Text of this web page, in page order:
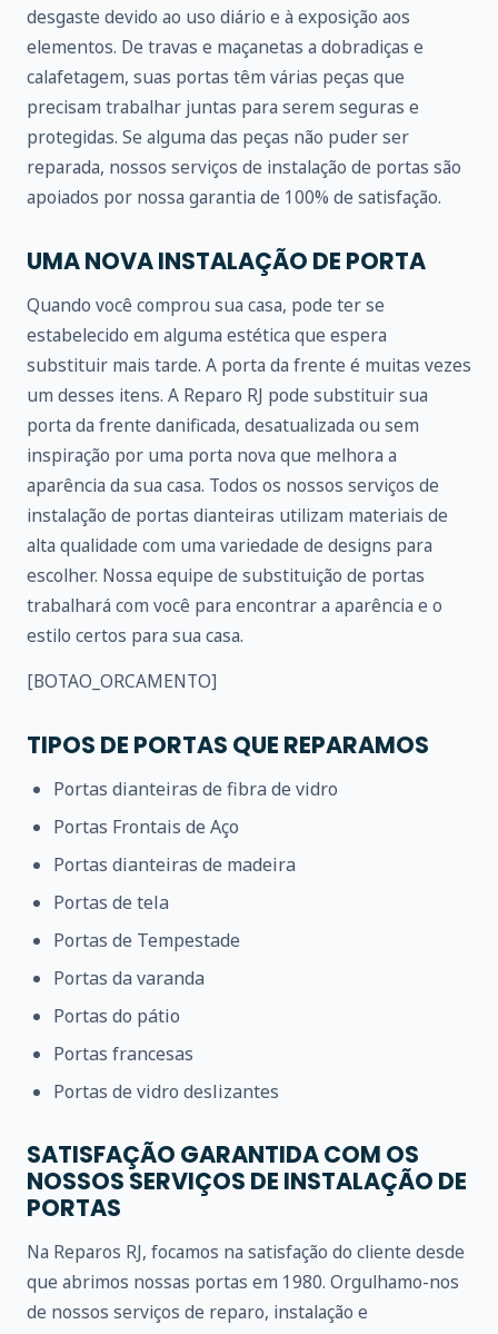
desgaste devido ao uso diário e à exposição aos
elementos. De travas e maçanetas a dobradiças e
calafetagem, suas portas têm várias peças que
precisam trabalhar juntas para serem seguras e
protegidas. Se alguma das peças não puder ser
reparada, nossos serviços de instalação de portas são
apoiados por nossa garantia de 100% de satisfação.
UMA NOVA INSTALAÇÃO DE PORTA
Quando você comprou sua casa, pode ter se
estabelecido em alguma estética que espera
substituir mais tarde. A porta da frente é muitas vezes
um desses itens. A Reparo RJ pode substituir sua
porta da frente danificada, desatualizada ou sem
inspiração por uma porta nova que melhora a
aparência da sua casa. Todos os nossos serviços de
instalação de portas dianteiras utilizam materiais de
alta qualidade com uma variedade de designs para
escolher. Nossa equipe de substituição de portas
trabalhará com você para encontrar a aparência e o
estilo certos para sua casa.
[BOTAO_ORCAMENTO]
TIPOS DE PORTAS QUE REPARAMOS
Portas dianteiras de fibra de vidro
Portas Frontais de Aço
Portas dianteiras de madeira
Portas de tela
Portas de Tempestade
Portas da varanda
Portas do pátio
Portas francesas
Portas de vidro deslizantes
SATISFAÇÃO GARANTIDA COM OS
NOSSOS SERVIÇOS DE INSTALAÇÃO DE
PORTAS
Na Reparos RJ, focamos na satisfação do cliente desde
que abrimos nossas portas em 1980. Orgulhamo-nos
de nossos serviços de reparo, instalação e